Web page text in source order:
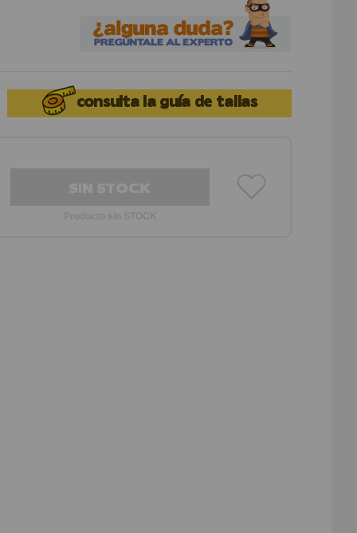
consulta la guía de tallas